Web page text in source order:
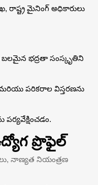
రాష్ట్ర మైనింగ్ అధికారులు
భద్రతా సంస్కృతిని
మరియు పరికరాల విస్తరణను
ప్రొఫైల్
నాణ్యత నియంత్రణ